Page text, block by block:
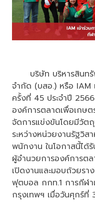
บริษัท บริหารสินทรัพ
จำกัด (บสอ.) หรือ IAM
ครั้งที่ 45 ประจำปี
องค์การตลาดเพื่อเกษต
จัดการแข่งขันโดยมีวัต
ระหว่างหน่วยงานรัฐวิส
พนักงาน ในโอกาสนี้ได้
ผู้อำนวยการองค์การตล
เปิดงานและมอบถ้วยร
ฟุตบอล กกท.1 การกีฬา
กรุงเทพฯ เมื่อวันศุกร์